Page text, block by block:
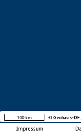
Impressum
100 km © Geobasis-DE